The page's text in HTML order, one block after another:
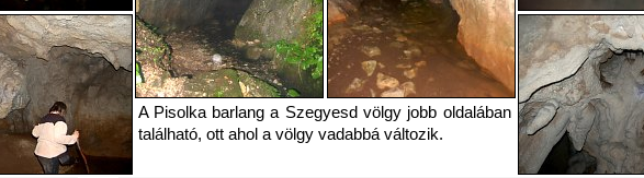
A Pisolka barlang a Szegyesd völgy jobb oldalában
található, ott ahol a völgy vadabbá változik.